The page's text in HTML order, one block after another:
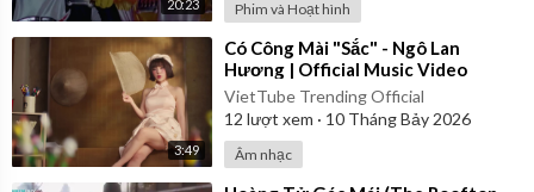
20:23 Phim và Hoạt hình
3:49
⁣Có Công Mài "Sắc" - Ngô Lan
Hương | Official Music Video
VietTube Trending Official
12 lượt xem · 10 Tháng Bảy 2026
Âm nhạc